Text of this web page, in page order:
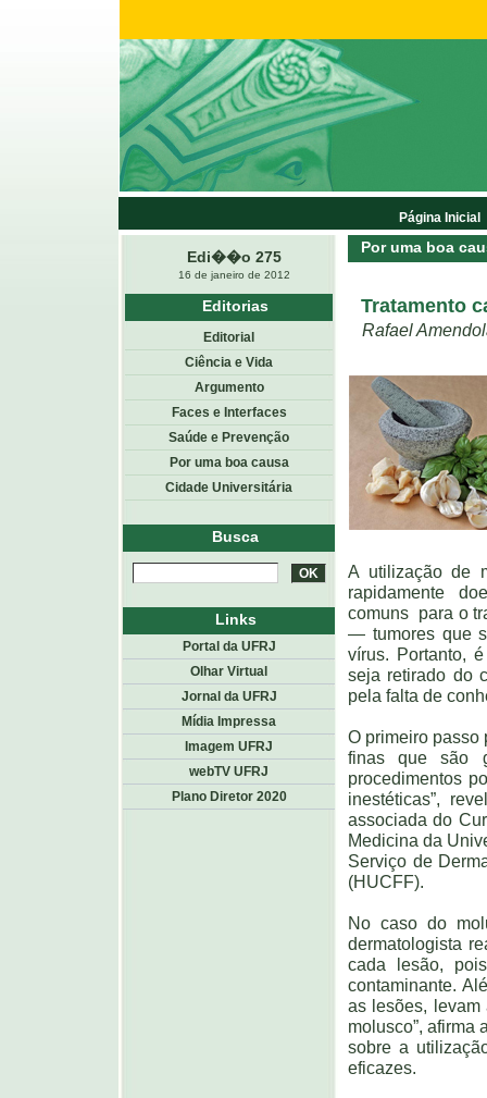
Edi��o 275
16 de janeiro de 2012
Por uma boa
Tratamento
Rafael
A utilização de
rapidamente
comuns para o
— tumores que
vírus. Portanto,
seja retirado do
pela falta de
O primeiro passo
finas que são
procedimentos
inestéticas”,
associada do
Medicina da
Serviço de
(HUCFF).
No caso do
dermatologista
cada lesão,
contaminante.
as lesões,
molusco”, afirma
sobre a
eficazes.
Editorias
Editorial
Ciência e Vida
Argumento
Faces e Interfaces
Saúde e Prevenção
Por uma boa causa
Cidade Universitária
Busca
Página Inicial
Links
Portal da UFRJ
Olhar Virtual
Jornal da UFRJ
Mídia Impressa
Imagem UFRJ
webTV UFRJ
Plano Diretor 2020